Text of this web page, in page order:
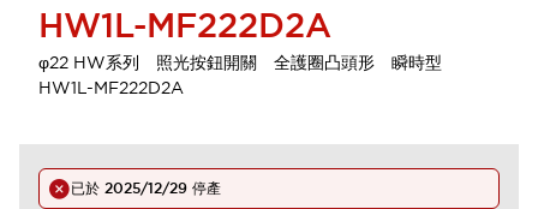
HW1L-MF222D2A
φ22 HW系列 照光按鈕開關 全護圈凸頭形 瞬時型
HW1L-MF222D2A
已於 2025/12/29 停產